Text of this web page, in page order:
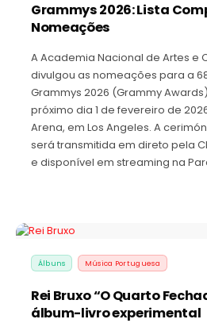
Grammys 2026: Lista
Nomeações
A Academia Nacional de Artes e
divulgou as nomeações para a
Grammys 2026 (Grammy
próximo dia 1 de fevereiro de
Arena, em Los Angeles. A
será transmitida em direto pela
e disponível em streaming na
Álbuns Música Portuguesa
Rei Bruxo “O Quarto
álbum-livro experimental